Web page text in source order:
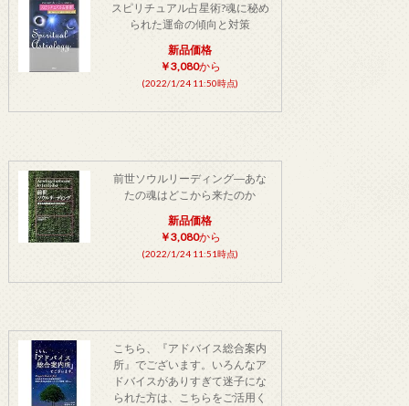
スピリチュアル占星術?魂に秘め
られた運命の傾向と対策
新品価格
￥3,080から
(2022/1/24 11:50時点)
前世ソウルリーディング―あな
たの魂はどこから来たのか
新品価格
￥3,080から
(2022/1/24 11:51時点)
こちら、『アドバイス総合案内
所』でございます。いろんなア
ドバイスがありすぎて迷子にな
られた方は、こちらをご活用く